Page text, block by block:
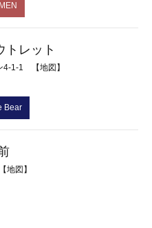
レット
4-1-1
【地図】
Bear
【地図】